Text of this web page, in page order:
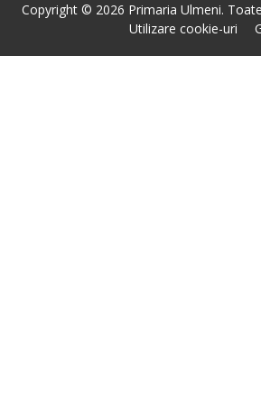
Copyright © 2026 Primaria Ulmeni.
Utilizare cookie-uri